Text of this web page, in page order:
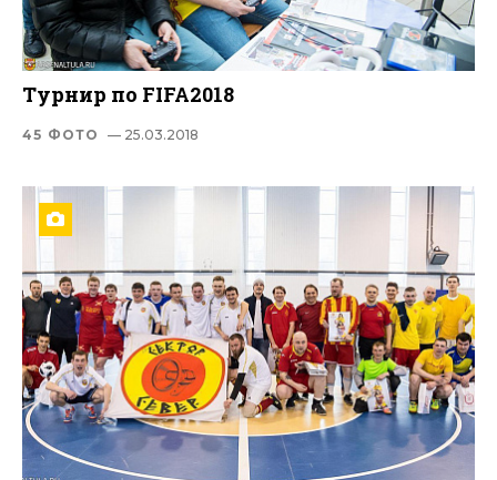
Турнир по FIFA2018
45 ФОТО — 25.03.2018